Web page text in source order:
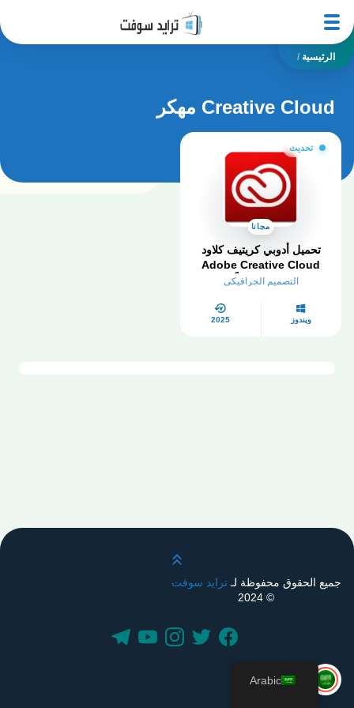
الرئيسية /
Creative Cloud مهكر
تحديث
مجانا
تحميل أدوبي كريتيف كلاود
Adobe Creative Cloud
2026 مجاناً
التصميم الجرافيكي
ويندوز 2025
قم بالتمرير لأعلى
جميع الحقوق محفوظة لـترايد سوفت
© 2024
Arabic